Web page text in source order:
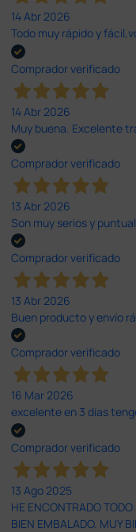
14 Abr 2026
Todo muy rápido y
Comprador verificado
14 Abr 2026
Muy buena. Excelente
Comprador verificado
13 Abr 2026
Son muy serios y
Comprador verificado
13 Abr 2026
Buen producto y envío
Comprador verificado
16 Mar 2026
excelente en 3 días
Comprador verificado
13 Ago 2025
HE ENCONTRADO
BIEN EMBALADO. MUY